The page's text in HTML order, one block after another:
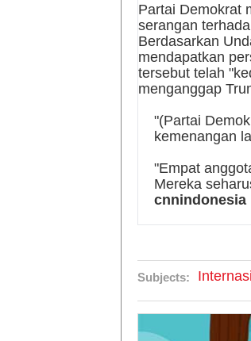
Partai Demokrat
serangan
Berdasarkan
mendapatkan
tersebut telah
menganggap
"(Partai
kemenangan
"Empat
Mereka
cnnindonesia
Subjects: